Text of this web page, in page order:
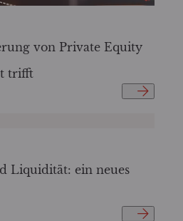
von Private Equity
trifft
Liquidität: ein neues